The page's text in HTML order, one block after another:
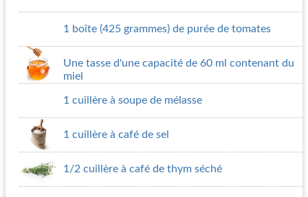
1 boîte (425 grammes) de purée de tomates
Une tasse d'une capacité de 60 ml contenant du
miel
1 cuillère à soupe de mélasse
1 cuillère à café de sel
1/2 cuillère à café de thym séché